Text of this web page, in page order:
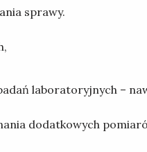
sprawy.
laboratoryjnych –
dodatkowych